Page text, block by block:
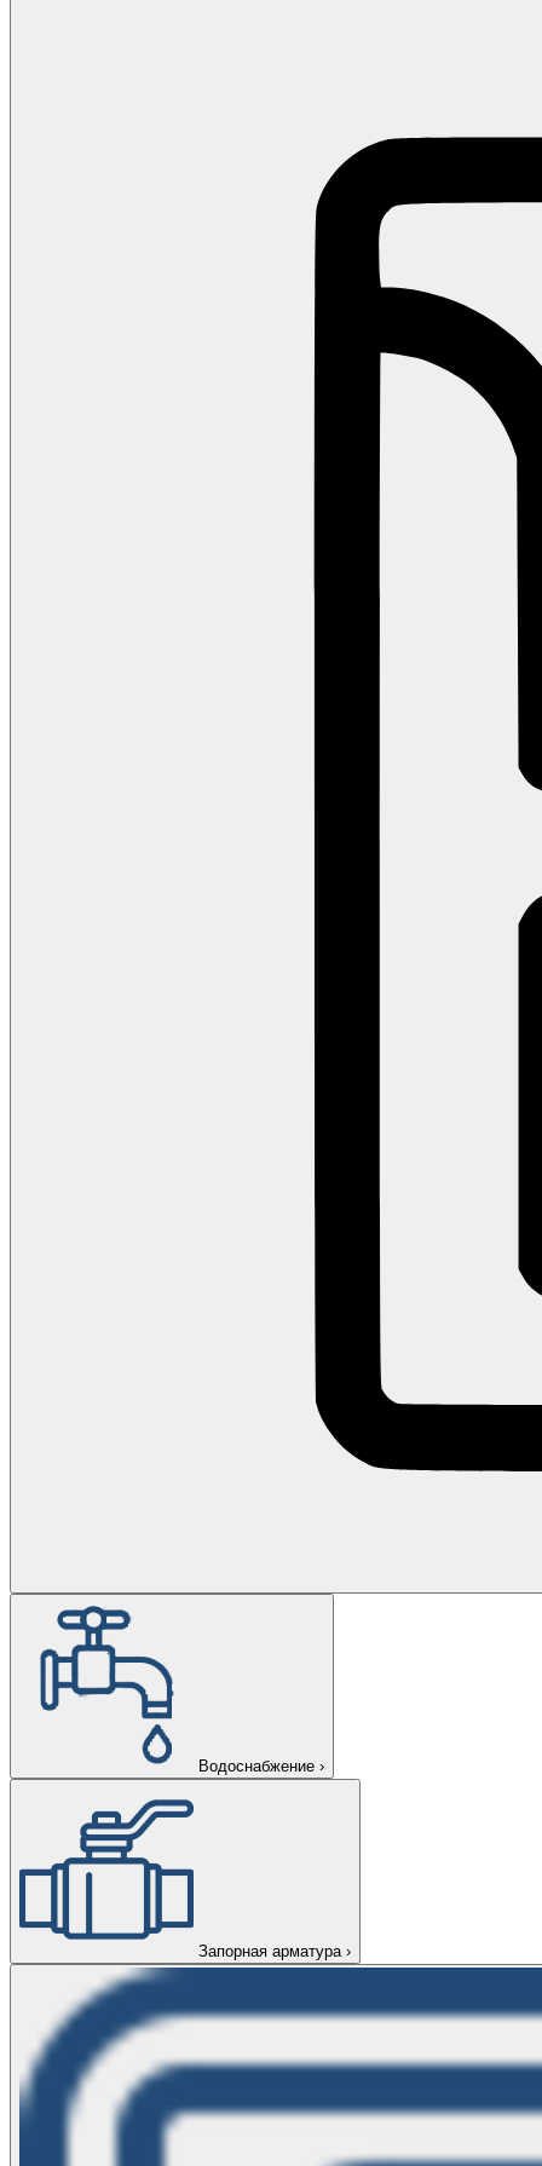
Водоснабжение ›
Запорная арматура ›